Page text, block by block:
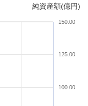
純資産額(億円)
150.00
100.00
125.00